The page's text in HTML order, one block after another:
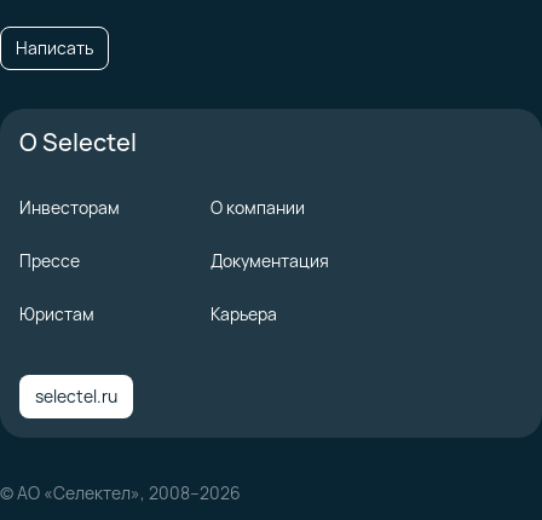
Написать
О Selectel
Инвесторам О компании
Прессе Документация
Юристам Карьера
selectel.ru
© АО «Селектел», 2008–2026